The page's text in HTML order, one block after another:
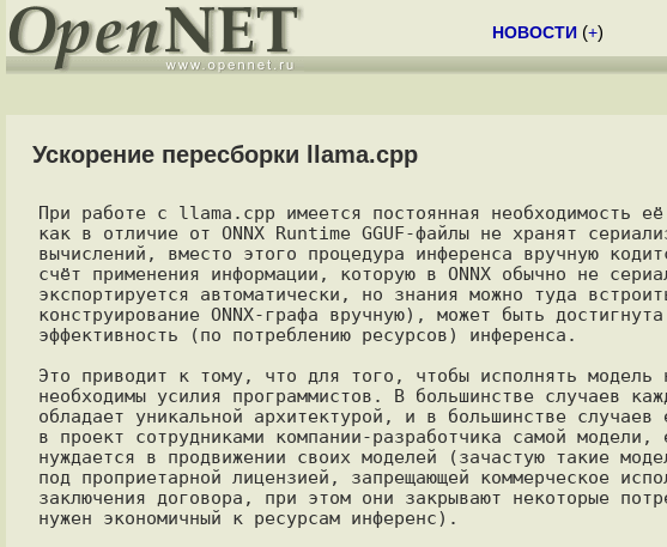
НОВОСТИ (+)
Ускорение пересборки llama.cpp
При работе с llama.cpp имеется постоянная необходимость
как в отличие от ONNX Runtime GGUF-файлы не хранят
вычислений, вместо этого процедура инференса вручную
счёт применения информации, которую в ONNX обычно не
экспортируется автоматически, но знания можно туда
конструирование ONNX-графа вручную), может быть
эффективность (по потреблению ресурсов) инференса.
Это приводит к тому, что для того, чтобы исполнять
необходимы усилия программистов. В большинстве случаев
обладает уникальной архитектурой, и в большинстве случаев
в проект сотрудниками компании-разработчика самой модели,
нуждается в продвижении своих моделей (зачастую такие
под проприетарной лицензией, запрещающей коммерческое
заключения договора, при этом они закрывают некоторые
нужен экономичный к ресурсам инференс).